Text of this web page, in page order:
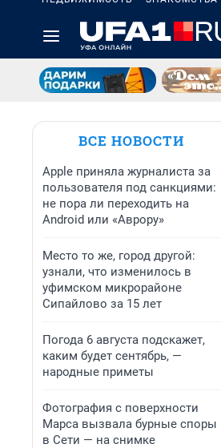
ВСЕ НОВОСТИ
Apple приняла журналиста за
пользователя под санкциями:
не пора ли переходить на
Android или «Аврору»
Место то же, город другой:
узнали, что изменилось в
уфимском микрорайоне
Сипайлово за 15 лет
Погода 6 августа подскажет,
каким будет сентябрь, —
народные приметы
Фотография с поверхности
Марса вызвала бурные споры
в Сети — на снимке